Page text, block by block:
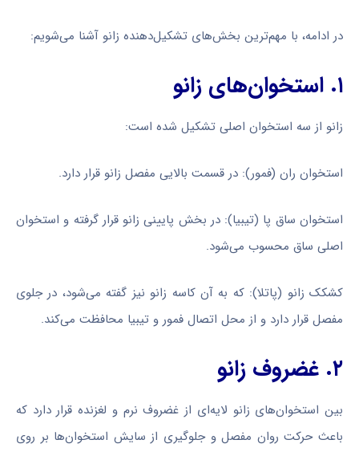
در ادامه، با مهم‌ترین بخش‌های تشکیل‌دهنده زانو آشنا می‌شویم:
۱. استخوان‌های زانو
زانو از سه استخوان اصلی تشکیل شده است:
استخوان ران (فمور): در قسمت بالایی مفصل زانو قرار دارد.
استخوان ساق پا (تیبیا): در بخش پایینی زانو قرار گرفته و استخوان
اصلی ساق محسوب می‌شود.
کشکک زانو (پاتلا): که به آن کاسه زانو نیز گفته می‌شود، در جلوی
مفصل قرار دارد و از محل اتصال فمور و تیبیا محافظت می‌کند.
۲. غضروف زانو
بین استخوان‌های زانو لایه‌ای از غضروف نرم و لغزنده قرار دارد که
باعث حرکت روان مفصل و جلوگیری از سایش استخوان‌ها بر روی